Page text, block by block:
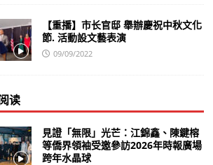
【重播】市长官邸 舉辦慶祝中秋文化
節. 活動設文藝表演
09/09/2022
读
見證「無限」光芒：江錦鑫、陳鍵榕
等僑界領袖受邀參訪2026年時報廣場
跨年水晶球